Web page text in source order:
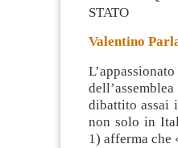
Valentino
dibattito assai
non solo in
1) afferma che